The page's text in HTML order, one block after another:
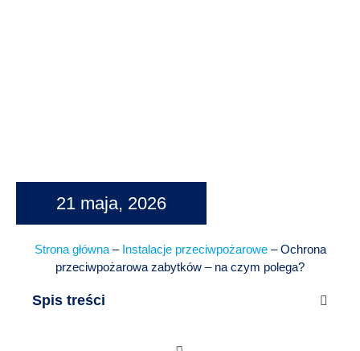
21 maja, 2026
Strona główna– Instalacje przeciwpożarowe–Ochrona
przeciwpożarowa zabytków – na czym polega?
Spis treści